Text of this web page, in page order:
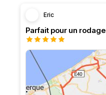
Eric
Parfait pour un rodage